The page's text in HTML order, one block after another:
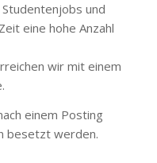
und
eine hohe Anzahl
wir mit einem
einem Posting
besetzt werden.